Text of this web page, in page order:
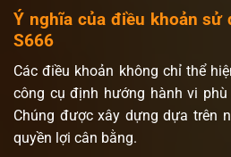
Ý nghĩa của điều khoản sử
S666
Các điều khoản không chỉ thể
công cụ định hướng hành vi
Chúng được xây dựng dựa trên
quyền lợi cân bằng.